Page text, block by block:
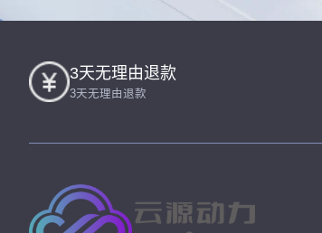
3天无理由退款
3天无理由退款